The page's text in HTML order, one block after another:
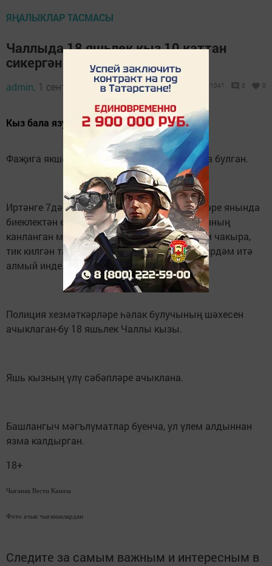
ЯҢАЛЫКЛАР ТАСМАСЫ
Чаллыда 18 яшьлек кыз 10 каттан
сикергән
admin, 1 сентябрь 2020 - 05:46 1041 0 0
Кыз бала язу калдырган.
Фаҗига якшәмбе көнне иртән 65 комплекста булган.
Иртәнге 7дә бер ханым 65/10 йорт тәрәзәләре янында
биеклектән егылу билгеләре булган яшь кызның
канланган мәетен күреп ала. Ашыгыч ярдәм чакыра,
тик килгән табиблар кызга берни белән дә ярдәм итә
алмый инде.
Полиция хезмәткәрләре һәлак булучының шәхесен
ачыклаган-бу 18 яшьлек Чаллы кызы.
Яшь кызның үлү сәбәпләре ачыклана.
Башлангыч мәгълүматлар буенча, ул үлем алдыннан
язма калдырган.
18+
Чыганак Вести Камаза
Фото ачык чыганаклардан
Следите за самым важным и интересным в